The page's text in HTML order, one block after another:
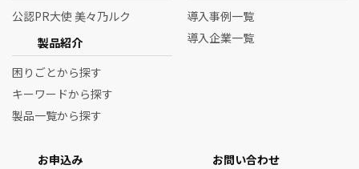
公認PR大使 美々乃ルク
製品紹介
困りごとから探す
キーワードから探す
製品一覧から探す
導入事例一覧
導入企業一覧
お申込み
お問い合わせ